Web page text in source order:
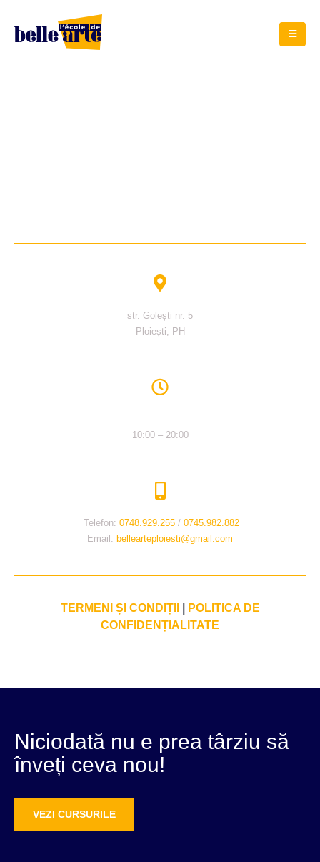
str. Golești nr. 5
Ploiești, PH
10:00 – 20:00
Telefon: 0748.929.255 / 0745.982.882
Email: bellearteploiesti@gmail.com
TERMENI ȘI CONDIȚII
POLITICA DE
CONFIDENȚIALITATE
Niciodată nu e prea târziu să
înveți ceva nou!
VEZI CURSURILE